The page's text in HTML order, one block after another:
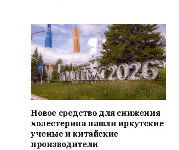
Новое средство для снижения
холестерина нашли иркутские
ученые и китайские
производители